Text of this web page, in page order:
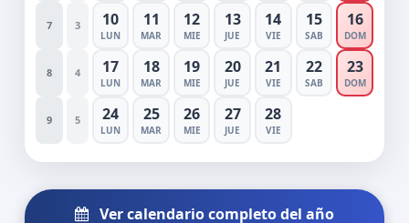
7 3 10
LUN
11
MAR
12
MIE
13
JUE
14
VIE
15
SAB
16
DOM
8 4 17
LUN
18
MAR
19
MIE
20
JUE
21
VIE
22
SAB
23
DOM
9 5 24
LUN
25
MAR
26
MIE
27
JUE
28
VIE
Ver calendario completo del año